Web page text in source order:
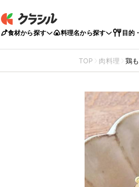
食材から探す 料理名から探す 目的
TOP 肉料理 鶏